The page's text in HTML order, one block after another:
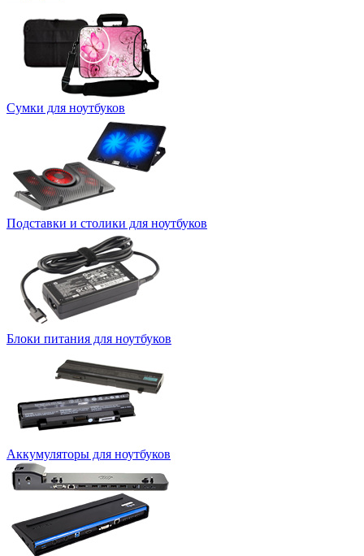
Сумки для ноутбуков
Подставки и столики для ноутбуков
Блоки питания для ноутбуков
Аккумуляторы для ноутбуков